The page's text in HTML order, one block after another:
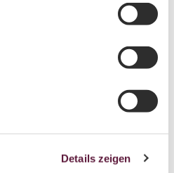
Details zeigen
für Rollstuhlfahrer mit Aufzug,
Bar melden: Tür 120 cm,
93 cm, 95x150 cm vor und
vorbereitet.
/ Wege innerhalb der